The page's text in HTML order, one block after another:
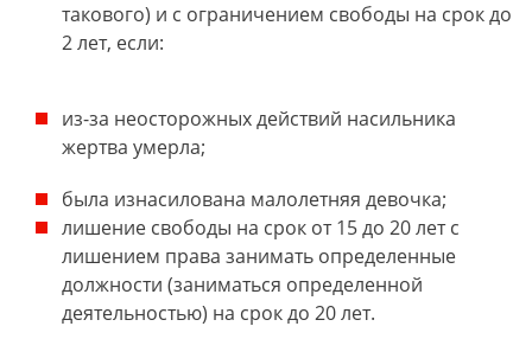
такового) и с ограничением свободы на срок до
2 лет, если:
из-за неосторожных действий насильника
жертва умерла;
была изнасилована малолетняя девочка;
лишение свободы на срок от 15 до 20 лет с
лишением права занимать определенные
должности (заниматься определенной
деятельностью) на срок до 20 лет.